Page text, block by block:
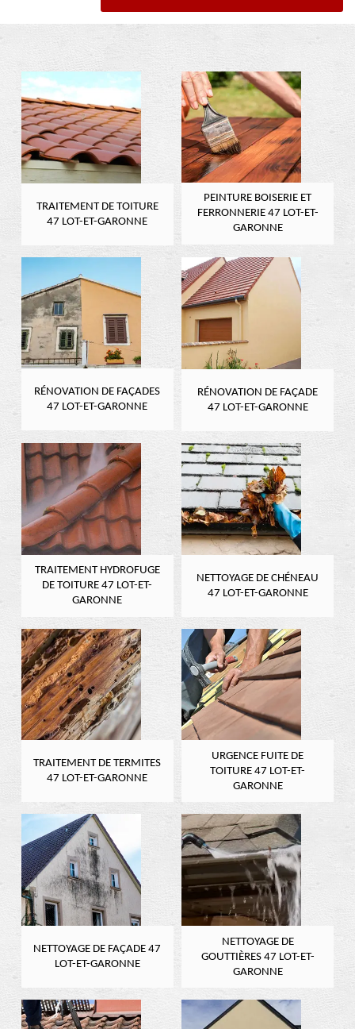
TRAITEMENT DE TOITURE
47 LOT-ET-GARONNE
PEINTURE BOISERIE ET
FERRONNERIE 47 LOT-ET-
GARONNE
RÉNOVATION DE FAÇADES
47 LOT-ET-GARONNE
RÉNOVATION DE FAÇADE
47 LOT-ET-GARONNE
TRAITEMENT HYDROFUGE
DE TOITURE 47 LOT-ET-
GARONNE
NETTOYAGE DE CHÉNEAU
47 LOT-ET-GARONNE
TRAITEMENT DE TERMITES
47 LOT-ET-GARONNE
URGENCE FUITE DE
TOITURE 47 LOT-ET-
GARONNE
NETTOYAGE DE FAÇADE 47
LOT-ET-GARONNE
NETTOYAGE DE
GOUTTIÈRES 47 LOT-ET-
GARONNE